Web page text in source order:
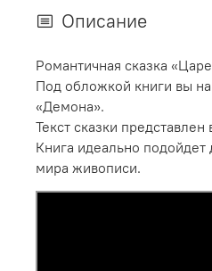
Описание
Романтичная сказка
Под обложкой книги вы
«Демона».
Текст сказки
Книга идеально подойдет
мира живописи.